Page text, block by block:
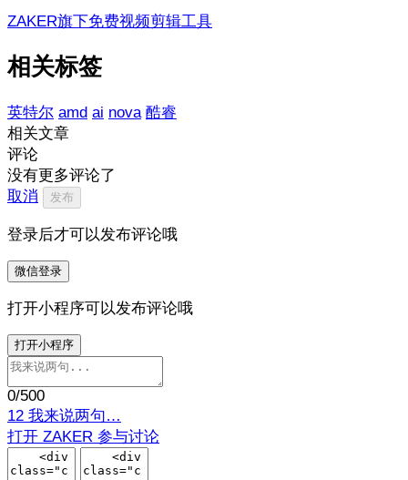
ZAKER旗下免费视频剪辑工具
相关标签
英特尔 amd ai nova 酷睿
相关文章
评论
没有更多评论了
取消
发布
登录后才可以发布评论哦
微信登录
打开小程序可以发布评论哦
打开小程序
0/500
12 我来说两句…
打开 ZAKER 参与讨论